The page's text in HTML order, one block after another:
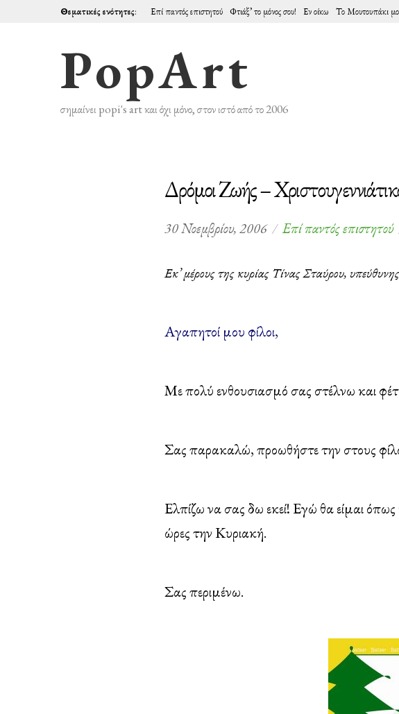
Θεματικές ενότητες: Επί παντός επιστητού Φτιάξ’ το μόνος σου! Εν οίκω Το Μουτουπάκι
PopArt
σημαίνει popi's art και όχι μόνο, στον ιστό από το 2006
Δρόμοι Ζωής –
30 Νοεμβρίου, 2006 Επί παντός επιστητού
Εκ’ μέρους της κυρίας Τίνας Σταύρου,
Αγαπητοί μου φίλοι,
Με πολύ ενθουσιασμό σας στέλνω και
Σας παρακαλώ, προωθήστε την στους
Ελπίζω να σας δω εκεί! Εγώ θα είμαι
ώρες την Κυριακή.
Σας περιμένω.